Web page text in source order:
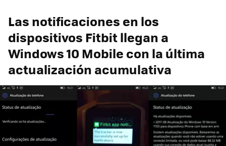
Las notificaciones en los
dispositivos Fitbit llegan a
Windows 10 Mobile con la última
actualización acumulativa